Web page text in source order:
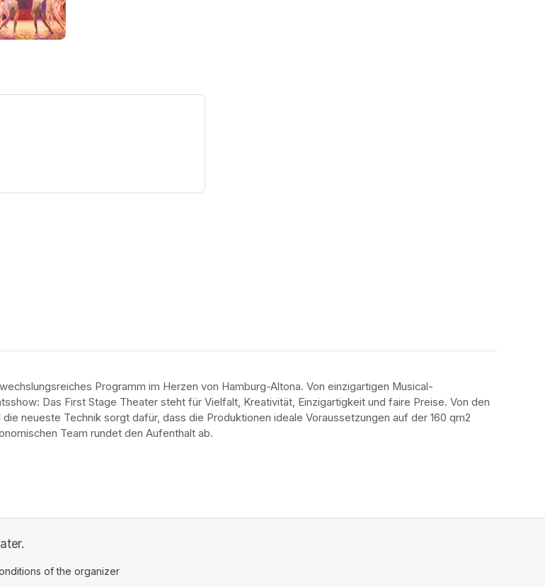
Programm im Herzen von Hamburg-Altona. Von einzigartigen Musical-
Das First Stage Theater steht für Vielfalt, Kreativität, Einzigartigkeit und faire Preise. Von den
neueste Technik sorgt dafür, dass die Produktionen ideale Voraussetzungen auf der 160 qm2
Team rundet den Aufenthalt ab.
of the organizer